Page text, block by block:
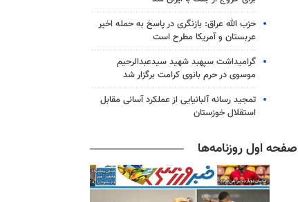
حزب الله عراق: بازنگری در پاسخ به حمله اخیر
عربستان و آمریکا مطرح است
گرامیداشت سپهبد شهید سیدعبدالرحیم
موسوی در حرم بانوی کرامت برگزار شد
تمجید رسانه آلبانیایی از عملکرد آسانی مقابل
استقلال خوزستان
صفحه اول روزنامه‌ها